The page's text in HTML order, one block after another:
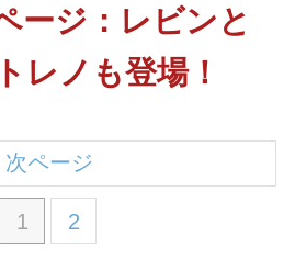
ジ：レビンと
レノも登場！
1 2
次ページ